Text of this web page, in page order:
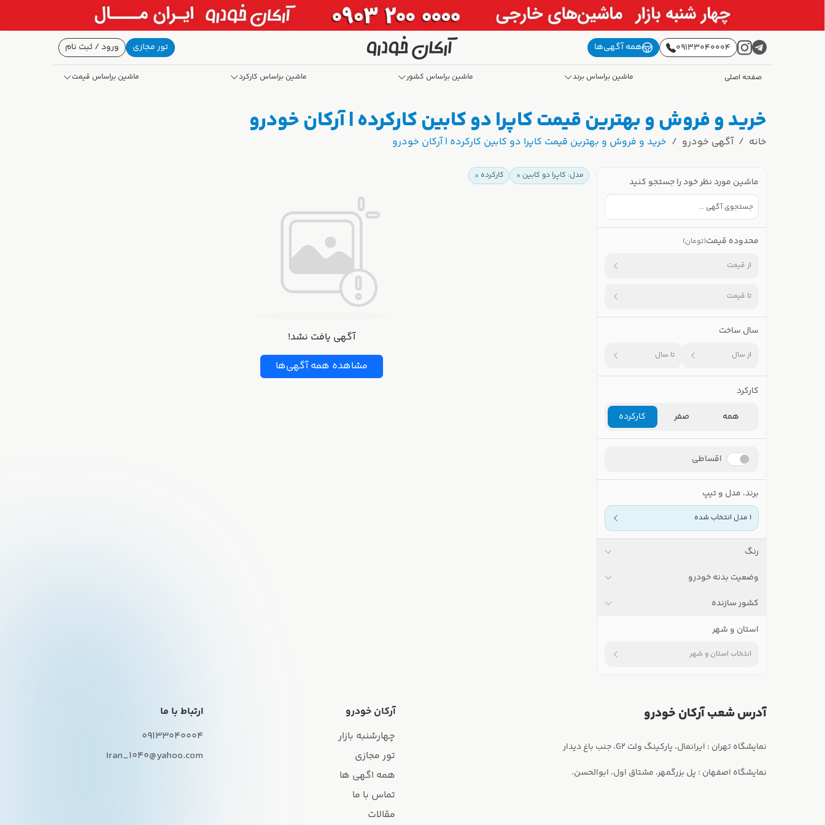
09133040004 همه آگهی‌ها تور مجازی ورود / ثبت نام
صفحه اصلی ماشین براساس برند ماشین براساس کشور ماشین براساس کارکرد ماشین براساس قیمت
خرید و فروش و بهترین قیمت کاپرا دو کابین کارکرده | آرکان خودرو
خانه آگهی خودرو خرید و فروش و بهترین قیمت کاپرا دو کابین کارکرده | آرکان خودرو
ماشین مورد نظر خود را جستجو کنید
محدوده قیمت(تومان)
از قیمت
تا قیمت
سال ساخت
از سال تا سال
کارکرد
همه
صفر کارکرده
اقساطی
برند، مدل و تیپ
1 مدل انتخاب شده
رنگ
وضعیت بدنه خودرو
کشور سازنده
استان و شهر
انتخاب استان و شهر
مدل: کاپرا دو کابین کارکرده
آگهی یافت نشد!
مشاهده همه آگهی‌ها
آدرس شعب آرکان خودرو
نمایشگاه اصفهان : پل بزرگمهر، مشتاق اول، ابوالحسن.
آرکان خودرو
چهارشنبه بازار
تور مجازی
همه اگهی ها
تماس با ما
مقالات
ارتباط با ما
09133040004
Iran_1040@yahoo.com